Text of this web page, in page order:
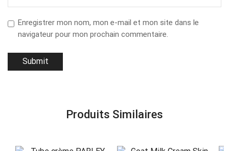
Enregistrer mon nom, mon e-mail et mon site dans le
navigateur pour mon prochain commentaire.
Produits Similaires